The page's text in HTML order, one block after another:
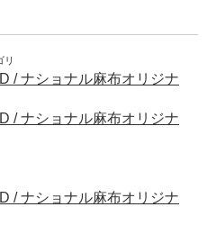
リ
/ ナショナル麻布オリジナ
/ ナショナル麻布オリジナ
/ ナショナル麻布オリジナ